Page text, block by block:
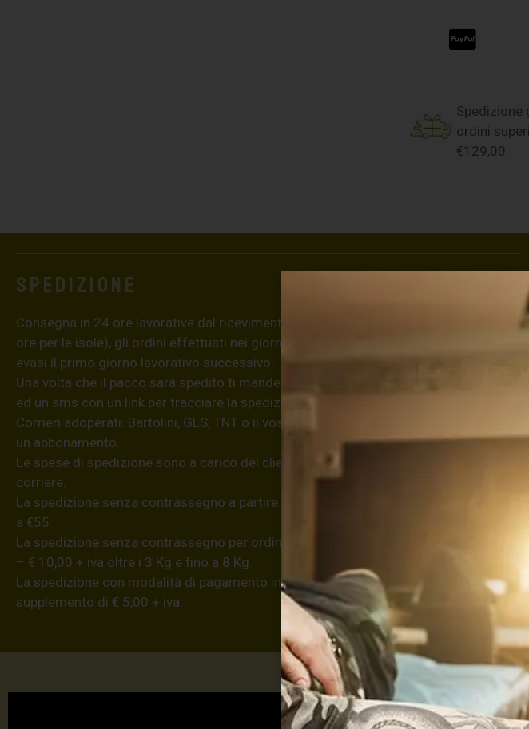
Spedizione
ordini
€129,00
Spedizione
Consegna in 24 ore lavorative dal ricevimento dell’ordine (48
ore per le isole), gli ordini effettuati nei giorni festivi verranno
evasi il primo giorno lavorativo successivo.
Una volta che il pacco sarà spedito ti manderemo una email
ed un sms con un link per tracciare la spedizione dell’ordine.
Corrieri adoperati: Bartolini, GLS, TNT o il vostro se possedete
un abbonamento.
Le spese di spedizione sono a carico del cliente; la merce viene inviata tramite
corriere.
La spedizione senza contrassegno a partire da €8,20 (iva compresa) per ordini fino
a €55.
La spedizione senza contrassegno per ordini superiori a €55: € 5,90 + iva fino a 3 Kg
– € 10,00 + iva oltre i 3 Kg e fino a 8 Kg.
La spedizione con modalità di pagamento in contanti alla consegna ha un
supplemento di € 5,00 + iva.
Max Signorello